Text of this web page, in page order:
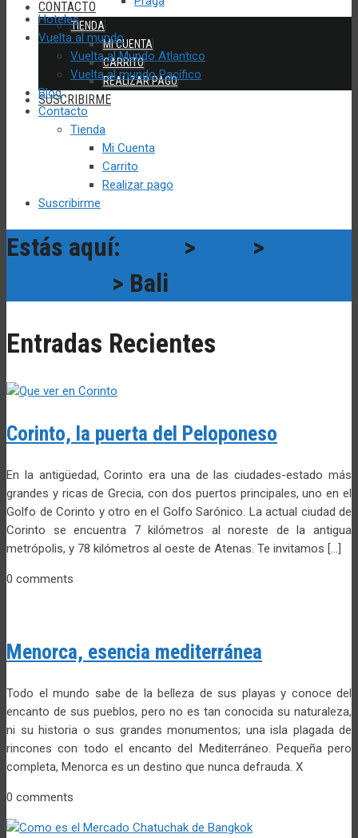
CONTACTO
TIENDA
MI CUENTA
CARRITO
REALIZAR PAGO
SUSCRIBIRME
Hoteles
Vuelta al mundo
Vuelta al Mundo Atlantico
Vuelta al mundo Pacífico
Blog
Contacto
Tienda
Mi Cuenta
Carrito
Realizar pago
Suscribirme
Estás aquí: >
>
> Bali
Entradas Recientes
Corinto, la puerta del Peloponeso
En la antigüedad, Corinto era una de las ciudades-estado más
grandes y ricas de Grecia, con dos puertos principales, uno en el
Golfo de Corinto y otro en el Golfo Sarónico. La actual ciudad de
Corinto se encuentra 7 kilómetros al noreste de la antigua
metrópolis, y 78 kilómetros al oeste de Atenas. Te invitamos […]
0 comments
Menorca, esencia mediterránea
Todo el mundo sabe de la belleza de sus playas y conoce del
encanto de sus pueblos, pero no es tan conocida su naturaleza,
ni su historia o sus grandes monumentos; una isla plagada de
rincones con todo el encanto del Mediterráneo. Pequeña pero
completa, Menorca es un destino que nunca defrauda. X
0 comments